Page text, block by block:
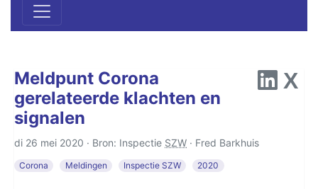
Meldpunt Corona
gerelateerde klachten en
signalen
di 26 mei 2020 · Bron: Inspectie SZW · Fred Barkhuis
Corona Meldingen Inspectie SZW 2020